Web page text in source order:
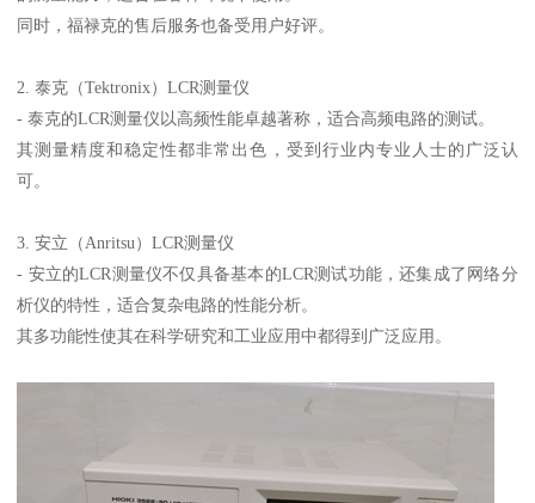
同时，福禄克的售后服务也备受用户好评。
2. 泰克（Tektronix）LCR测量仪
- 泰克的LCR测量仪以高频性能卓越著称，适合高频电路的测试。
其测量精度和稳定性都非常出色，受到行业内专业人士的广泛认
可。
3. 安立（Anritsu）LCR测量仪
- 安立的LCR测量仪不仅具备基本的LCR测试功能，还集成了网络分
析仪的特性，适合复杂电路的性能分析。
其多功能性使其在科学研究和工业应用中都得到广泛应用。